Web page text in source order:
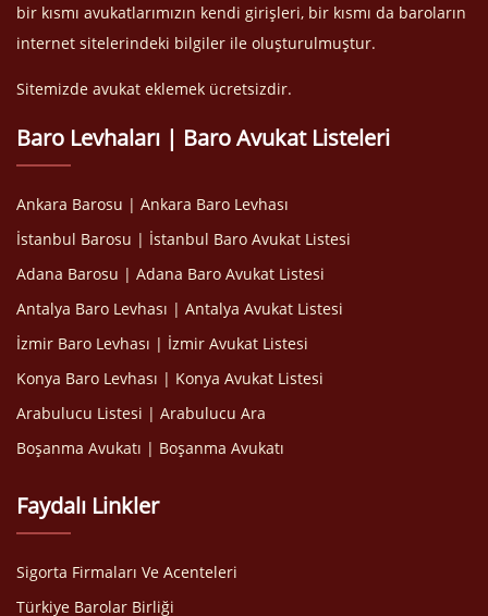
bir kısmı avukatlarımızın kendi girişleri, bir kısmı da baroların
internet sitelerindeki bilgiler ile oluşturulmuştur.
Sitemizde avukat eklemek ücretsizdir.
Baro Levhaları | Baro Avukat Listeleri
Ankara Barosu | Ankara Baro Levhası
İstanbul Barosu | İstanbul Baro Avukat Listesi
Adana Barosu | Adana Baro Avukat Listesi
Antalya Baro Levhası | Antalya Avukat Listesi
İzmir Baro Levhası | İzmir Avukat Listesi
Konya Baro Levhası | Konya Avukat Listesi
Arabulucu Listesi | Arabulucu Ara
Boşanma Avukatı | Boşanma Avukatı
Faydalı Linkler
Sigorta Firmaları Ve Acenteleri
Türkiye Barolar Birliği